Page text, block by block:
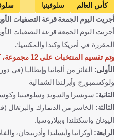
كأس العالم سلوفينيا
الكيان العبري
إسرائيل
رومانيا
رومانيا النرويج
الدانمرك
لوكسمبورج
البوسنة والهرسك
هولندا
تشيكيا
التشيك بيلاروسيا
بولندا
السويد السويد
ألمانيا إسكتلندا
جزر فارو
آيسلندا آيسلندا
أجريت اليوم الجمعة قرعة التصفيات
المقررة في أمريكا وكندا والمكسيك.
وتم تقسيم المنتخبات على 12 مجموعة، كالتالي:
الأولى: الفائز من ألمانيا وإيطاليا (في
ولوكسمبورج وأيرلندا الشمالية.
الثانية: سويسرا والسويد وسلوفينيا
الثالثة: الخاسر من الدنمارك والبرتغال
اليونان واسكتلندا وبيلاروسيا.
الرابعة: أوكرانيا وأيسلندا وأذربيجان،